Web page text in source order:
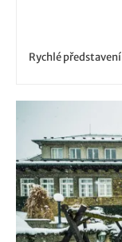
Rychlépředstavení